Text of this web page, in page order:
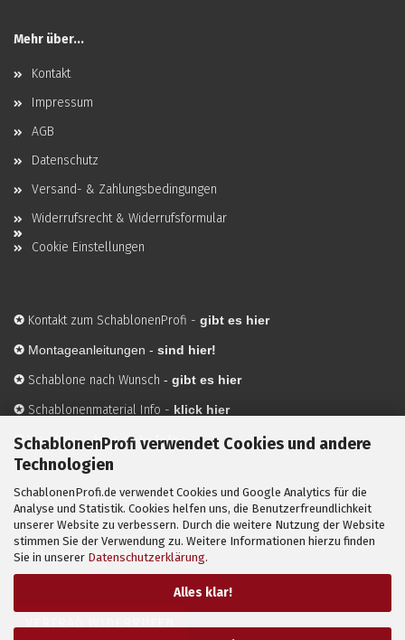
SchablonenProfi verwendet Cookies und andere
Technologien
SchablonenProfi.de verwendet Cookies und Google Analytics für die
Analyse und Statistik. Cookies helfen uns, die Benutzerfreundlichkeit
unserer Website zu verbessern. Durch die weitere Nutzung der Website
stimmen Sie der Verwendung zu. Weitere Informationen hierzu finden
Sie in unserer Datenschutzerklärung.
Alles klar!
Mehr über...
Kontakt
Impressum
AGB
Datenschutz
Versand- & Zahlungsbedingungen
Widerrufsrecht & Widerrufsformular
Cookie Einstellungen
✪ Kontakt zum SchablonenProfi - gibt es hier
✪ Montageanleitungen - sind hier!
✪ Schablone nach Wunsch - gibt es hier
✪ Schablonenmaterial Info - klick hier
✪Hersteller-hier mehr Infos
Mit ✪ gekennzeichnete Bilder sind KI-generierte
Anwendungsbeispiele zur Visualisierung der Motive.
© SchablonenProfi.de2026